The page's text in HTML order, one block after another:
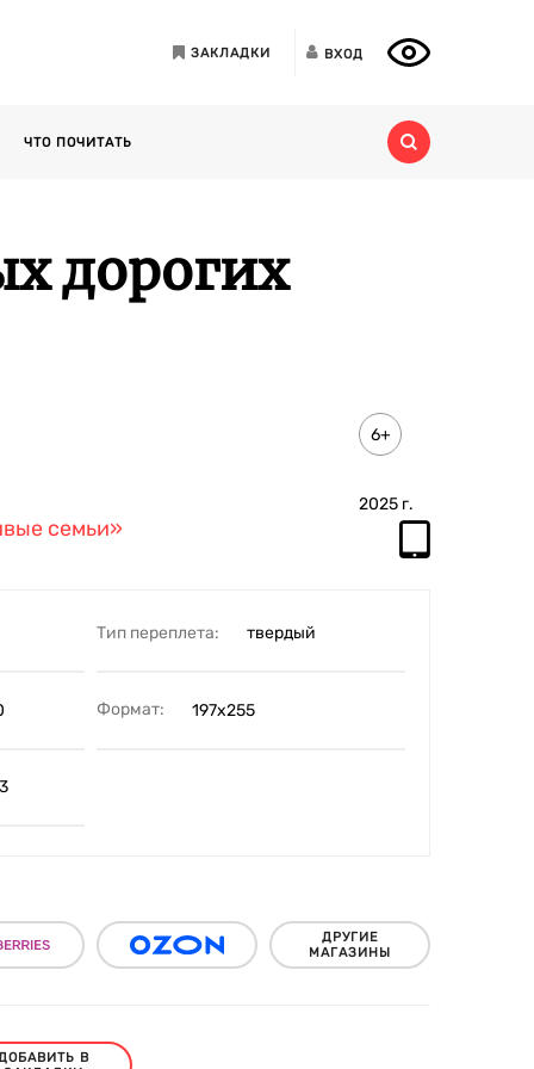
ЗАКЛАДКИ ВХОД
ЧТО ПОЧИТАТЬ
дорогих
6+
2025 г.
семьи»
Тип переплета: твердый
Формат: 197х255
ДРУГИЕ
МАГАЗИНЫ
В